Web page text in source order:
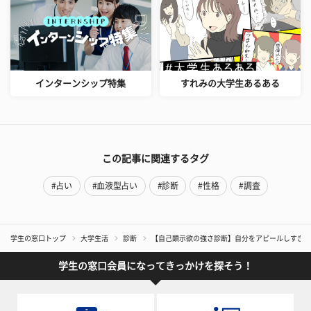
インターンシップ特集 すれみの大学生あるある
この記事に関連するタグ
#占い #血液型占い #診断 #性格 #調査
学生の窓口トップ 大学生活 診断 【自己顕示欲の強さ診断】自分をアピールしすぎ
学生の窓口会員になってきっかけを探そう！